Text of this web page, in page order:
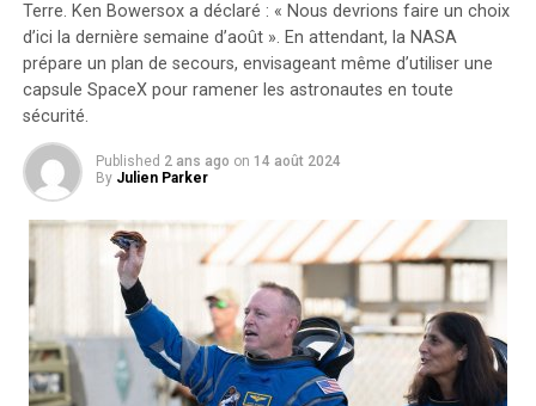
Terre. Ken Bowersox a déclaré : « Nous devrions faire un choix
d’ici la dernière semaine d’août ». En attendant, la NASA
prépare un plan de secours, envisageant même d’utiliser une
capsule SpaceX pour ramener les astronautes en toute
sécurité.
Published 2 ans ago on 14 août 2024
By Julien Parker